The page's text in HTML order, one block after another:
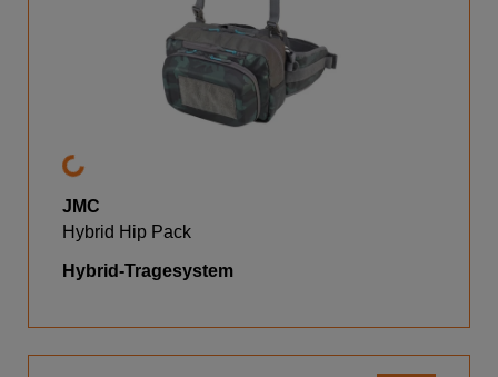
JMC
Hybrid Hip Pack
Hybrid-Tragesystem